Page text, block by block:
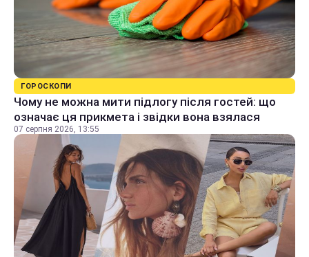
ГОРОСКОПИ
Чому не можна мити підлогу після гостей: що
означає ця прикмета і звідки вона взялася
07 серпня 2026, 13:55